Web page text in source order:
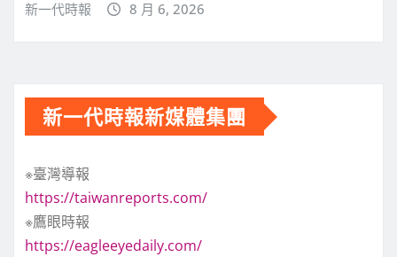
新一代時報 8 月 6, 2026
新一代時報新媒體集團
※臺灣導報
https://taiwanreports.com/
※鷹眼時報
https://eagleeyedaily.com/